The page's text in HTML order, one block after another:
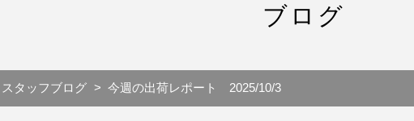
ブログ
スタッフブログ 今週の出荷レポート 2025/10/3